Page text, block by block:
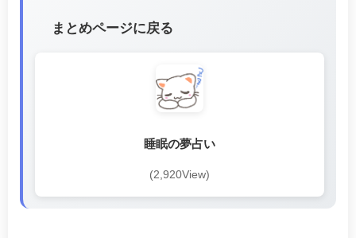
まとめページに戻る
睡眠の夢占い
(2,920View)